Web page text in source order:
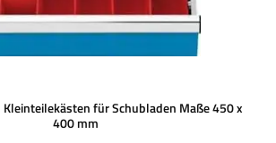
für Schubladen Maße 450 x
400 mm